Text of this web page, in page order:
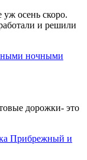
уж осень скоро.
и решили
ночными
дорожки- это
Прибрежный и